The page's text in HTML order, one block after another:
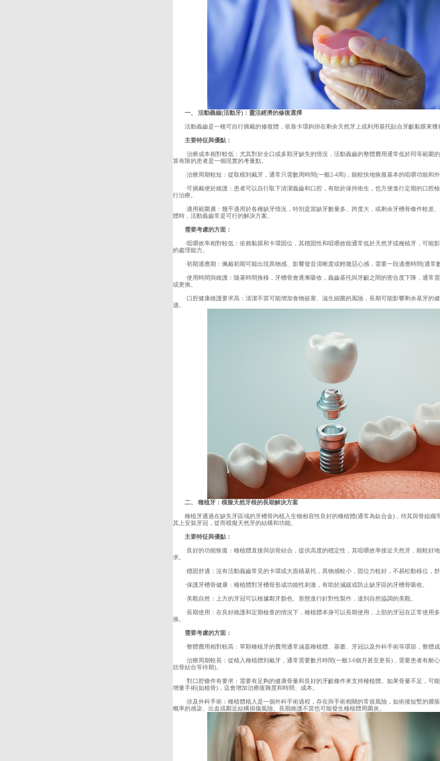
一、 活動義齒(活動牙)：靈活經濟的修復選擇
活動義齒是一種可自行摘戴的修復體，依靠卡環鉤掛在剩余天然牙上或利用基托貼合牙齦黏膜來獲
主要特征與優點：
·治療成本相對較低：尤其對於全口或多顆牙缺失的情況，活動義齒的整體費用通常低於同等範圍
算有限的患者是一個現實的考量點。
·治療周期較短：從取模到戴牙，通常只需數周時間(一般2-4周)，能較快地恢復基本的咀嚼功能和
·可摘戴便於維護：患者可以自行取下清潔義齒和口腔，有助於保持衛生，也方便進行定期的口腔
行治療。
·適用範圍廣：幾乎適用於各種缺牙情況，特別是當缺牙數量多、跨度大，或剩余牙槽骨條件較差
體時，活動義齒常是可行的解決方案。
需要考慮的方面：
·咀嚼效率相對較低：依賴黏膜和卡環固位，其穩固性和咀嚼效能通常低於天然牙或種植牙，可能
的處理能力。
·初期適應期：佩戴初期可能出現異物感、影響發音清晰度或輕微惡心感，需要一段適應時間(通常
·使用時間與維護：隨著時間推移，牙槽骨會逐漸吸收，義齒基托與牙齦之間的密合度下降，通常
或更換。
·口腔健康維護要求高：清潔不當可能增加食物嵌塞、滋生細菌的風險，長期可能影響剩余基牙的
適。
二、 種植牙：模擬天然牙根的長期解決方案
種植牙通過在缺失牙區域的牙槽骨內植入生物相容性良好的種植體(通常為鈦合金)，待其與骨組織
其上安裝牙冠，從而模擬天然牙的結構和功能。
主要特征與優點：
·良好的功能恢復：種植體直接與頜骨結合，提供高度的穩定性，其咀嚼效率接近天然牙，能較好
求。
·穩固舒適：沒有活動義齒常見的卡環或大面積基托，異物感較小，固位力較好，不易松動移位，
·保護牙槽骨健康：種植體對牙槽骨形成功能性刺激，有助於減緩或防止缺牙區的牙槽骨吸收。
·美觀自然：上方的牙冠可以根據鄰牙顏色、形態進行針對性製作，達到自然協調的美觀。
·長期使用：在良好維護和定期檢查的情況下，種植體本身可以長期使用，上部的牙冠在正常使用
換。
需要考慮的方面：
·整體費用相對較高：單顆種植牙的費用通常涵蓋種植體、基臺、牙冠以及外科手術等環節，整體
·治療周期較長：從植入種植體到戴牙，通常需要數月時間(一般3-6個月甚至更長)，需要患者有耐
括骨結合等待期)。
·對口腔條件有要求：需要有足夠的健康骨量和良好的牙齦條件來支持種植體。如果骨量不足，可
增量手術(如植骨)，這會增加治療復雜度和時間、成本。
·涉及外科手術：種植體植入是一個外科手術過程，存在與手術相關的常規風險，如術後短暫的腫
概率的感染、出血或鄰近結構損傷風險。長期維護不當也可能發生種植體周圍炎。